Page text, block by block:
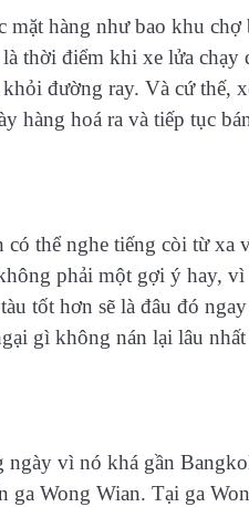
mặt hàng như bao khu
thời điểm khi xe lửa
đường ray. Và cứ thế,
hàng hoá ra và tiếp tục
có thể nghe tiếng còi từ
phải một gợi ý hay,
tốt hơn sẽ là đâu đó
gì không nán lại lâu
ngày vì nó khá gần
ga Wong Wian. Tại ga